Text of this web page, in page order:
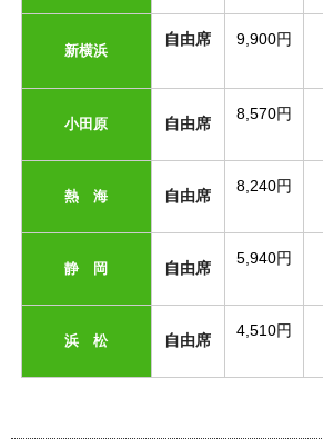
新横浜
自由席 9,900円
小田原 自由席
8,570円
熱 海 自由席
8,240円
静 岡 自由席
5,940円
浜 松 自由席
4,510円